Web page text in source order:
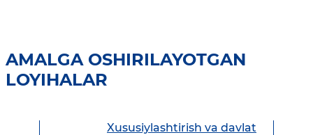
AMALGA OSHIRILAYOTGAN
LOYIHALAR
Xususiylashtirish va davlat